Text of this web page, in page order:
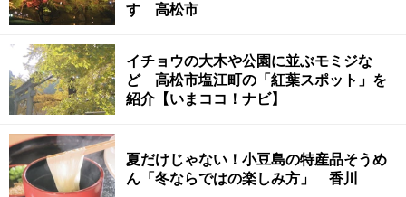
す 高松市
イチョウの大木や公園に並ぶモミジな
ど 高松市塩江町の「紅葉スポット」を
紹介【いまココ！ナビ】
夏だけじゃない！小豆島の特産品そうめ
ん「冬ならではの楽しみ方」 香川